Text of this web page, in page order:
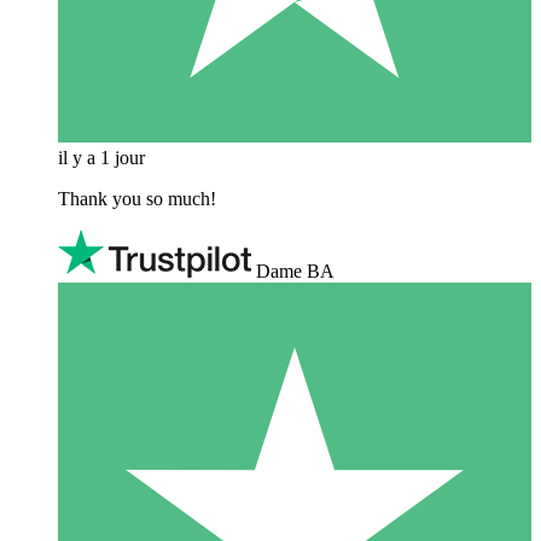
il y a 1 jour
Thank you so much!
Dame BA